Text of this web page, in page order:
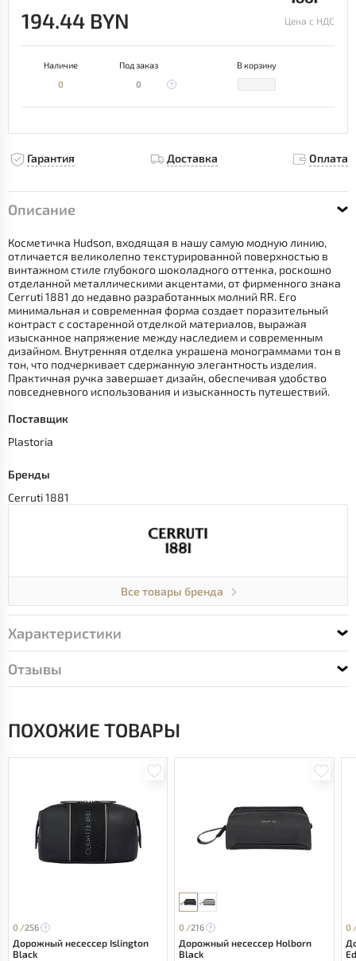
194.44 BYN Цена с НДС
Наличие Под заказ
В корзину
0
0
Гарантия Доставка Оплата
Описание
Косметичка Hudson, входящая в нашу самую модную линию,
отличается великолепно текстурированной поверхностью в
винтажном стиле глубокого шоколадного оттенка, роскошно
отделанной металлическими акцентами, от фирменного знака
Cerruti 1881 до недавно разработанных молний RR. Его
минимальная и современная форма создает поразительный
контраст с состаренной отделкой материалов, выражая
изысканное напряжение между наследием и современным
дизайном. Внутренняя отделка украшена монограммами тон в
тон, что подчеркивает сдержанную элегантность изделия.
Практичная ручка завершает дизайн, обеспечивая удобство
повседневного использования и изысканность путешествий.
Поставщик
Plastoria
Бренды
Cerruti 1881
Все товары бренда
Характеристики
Отзывы
ПОХОЖИЕ ТОВАРЫ
0 /256
Дорожный несессер Islington
Black
0 /216
Дорожный несессер Holborn
Black
0